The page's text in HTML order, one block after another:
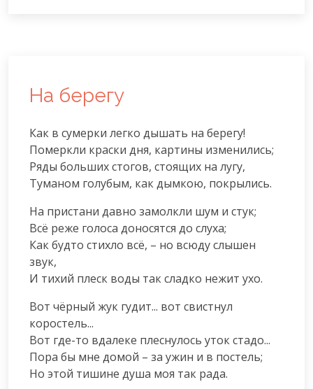
На берегу
Как в сумерки легко дышать на берегу!
Померкли краски дня, картины изменились;
Ряды больших стогов, стоящих на лугу,
Туманом голубым, как дымкою, покрылись.
На пристани давно замолкли шум и стук;
Всё реже голоса доносятся до слуха;
Как будто стихло всё, – но всюду слышен
звук,
И тихий плеск воды так сладко нежит ухо.
Вот чёрный жук гудит... вот свистнул
коростель...
Вот где-то вдалеке плеснулось уток стадо...
Пора бы мне домой – за ужин и в постель;
Но этой тишине душа моя так рада.